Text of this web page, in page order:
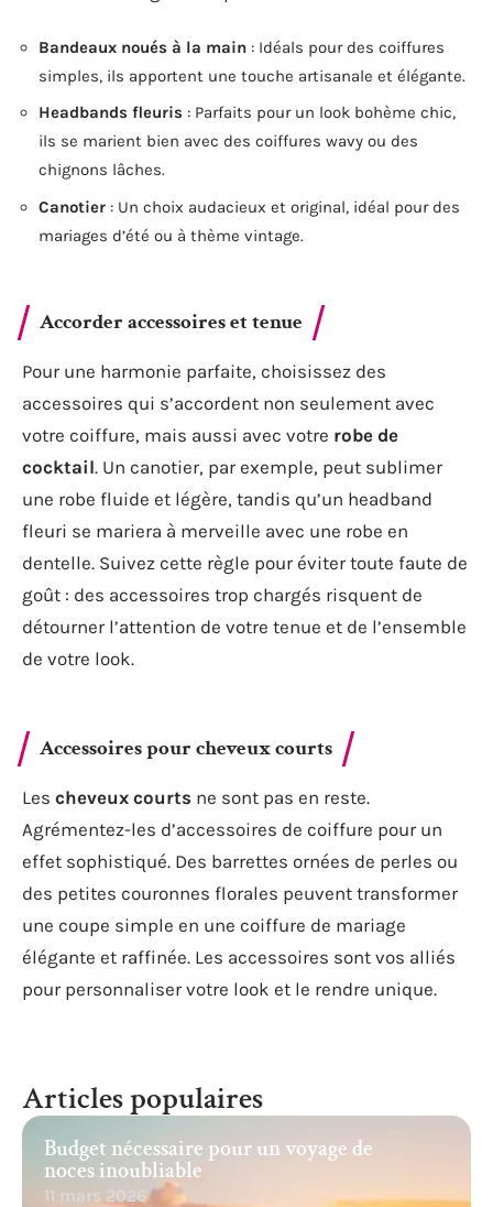
Bandeaux noués à la main : Idéals pour des coiffures
simples, ils apportent une touche artisanale et élégante.
Headbands fleuris : Parfaits pour un look bohème chic,
ils se marient bien avec des coiffures wavy ou des
chignons lâches.
Canotier : Un choix audacieux et original, idéal pour des
mariages d’été ou à thème vintage.
Accorder accessoires et tenue
Pour une harmonie parfaite, choisissez des
accessoires qui s’accordent non seulement avec
votre coiffure, mais aussi avec votre robe de
cocktail. Un canotier, par exemple, peut sublimer
une robe fluide et légère, tandis qu’un headband
fleuri se mariera à merveille avec une robe en
dentelle. Suivez cette règle pour éviter toute faute de
goût : des accessoires trop chargés risquent de
détourner l’attention de votre tenue et de l’ensemble
de votre look.
Accessoires pour cheveux courts
Les cheveux courts ne sont pas en reste.
Agrémentez-les d’accessoires de coiffure pour un
effet sophistiqué. Des barrettes ornées de perles ou
des petites couronnes florales peuvent transformer
une coupe simple en une coiffure de mariage
élégante et raffinée. Les accessoires sont vos alliés
pour personnaliser votre look et le rendre unique.
Articles populaires
Budget nécessaire pour un voyage de
noces inoubliable
11 mars 2026